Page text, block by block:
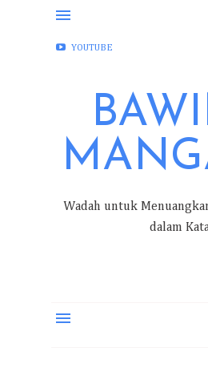
FACEBOOK
YOUTUBE
Wadah untuk
dalam